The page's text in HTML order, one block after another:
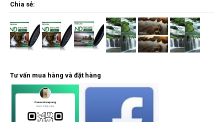
Chia sẻ:
Tư vấn mua hàng và đặt hàng